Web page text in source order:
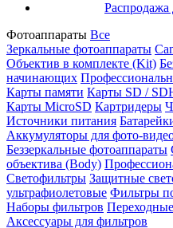
Распродажа
Фотоаппараты Все
Зеркальные фотоаппараты
Объектив в комплекте (Kit)
начинающих
Карты памяти Карты SD /
Карты MicroSD Картридеры
Источники питания
Аккумуляторы для фото-
Беззеркальные фотоаппараты
объектива (Body)
Светофильтры Защитные
ультрафиолетовые Фильтры
Наборы фильтров
Аксессуары для фильтров